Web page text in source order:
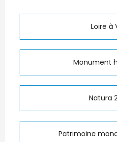
Loire à
Monument
Natura
Patrimoine